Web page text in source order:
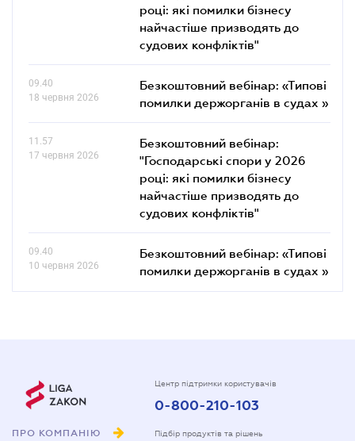
році: які помилки бізнесу
найчастіше призводять до
судових конфліктів"
09.40
18 червня 2026
Безкоштовний вебінар: «Типові
помилки держорганів в судах »
11.57
17 червня 2026
Безкоштовний вебінар:
"Господарські спори у 2026
році: які помилки бізнесу
найчастіше призводять до
судових конфліктів"
09.40
10 червня 2026
Безкоштовний вебінар: «Типові
помилки держорганів в судах »
ПРО КОМПАНІЮ
Центр підтримки користувачів
0-800-210-103
Підбір продуктів та рішень